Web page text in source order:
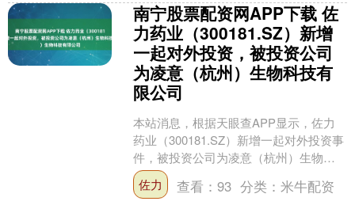
南宁股票配资网APP下载 佐
力药业（300181.SZ）新增
一起对外投资，被投资公司
为凌意（杭州）生物科技有
限公司
本站消息，根据天眼查APP显示，佐力
药业（300181.SZ）新增一起对外投资事
件，被投资公司为凌意（杭州）生物科
技有限公司，法定代表人林卿，投资占
比为3.15....
佐力 查看： 93 分类： 米牛配资